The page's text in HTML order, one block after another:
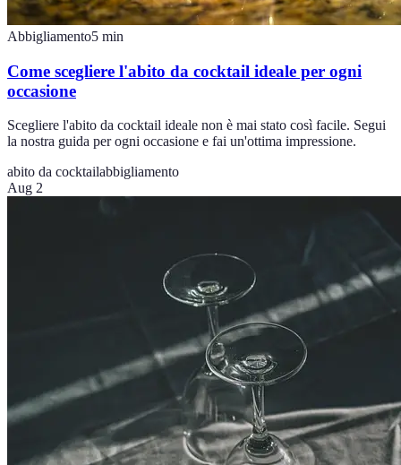
Abbigliamento5 min
Come scegliere l'abito da cocktail ideale per ogni
occasione
Scegliere l'abito da cocktail ideale non è mai stato così facile. Segui
la nostra guida per ogni occasione e fai un'ottima impressione.
abito da cocktailabbigliamento
Aug 2